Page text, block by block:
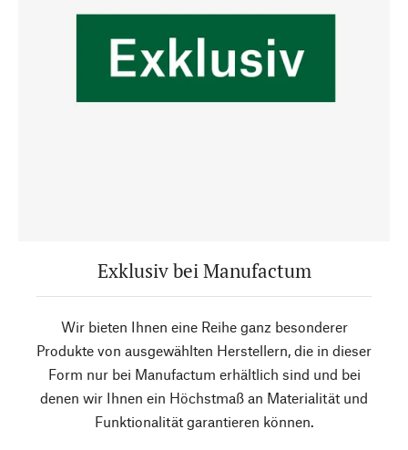
Exklusiv bei Manufactum
Wir bieten Ihnen eine Reihe ganz besonderer
Produkte von ausgewählten Herstellern, die in dieser
Form nur bei Manufactum erhältlich sind und bei
denen wir Ihnen ein Höchstmaß an Materialität und
Funktionalität garantieren können.